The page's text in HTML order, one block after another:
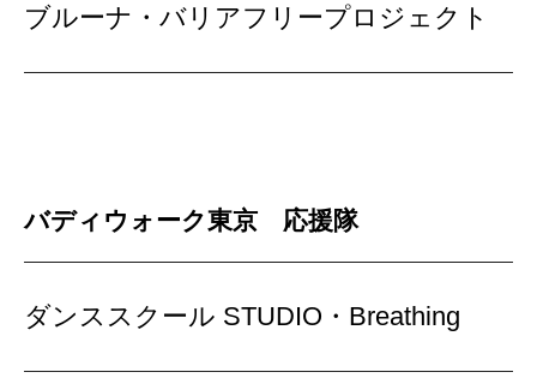
ブルーナ・バリアフリープロジェクト
バディウォーク東京 応援隊
ダンススクール STUDIO・Breathing